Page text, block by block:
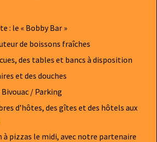
: le « Bobby Bar »
de boissons fraîches
des tables et bancs à disposition
et des douches
Bivouac / Parking
d’hôtes, des gîtes et des hôtels aux
à pizzas le midi, avec notre partenaire